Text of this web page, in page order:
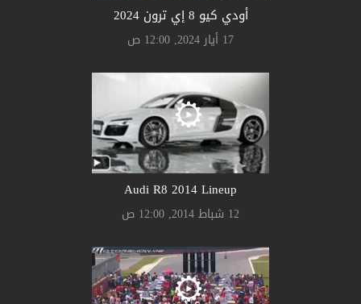
أودي كيو 8 إي ترون 2024
17 أيار 2024, 12:00 ص
Audi R8 2014 Lineup
12 شباط 2014, 12:00 ص